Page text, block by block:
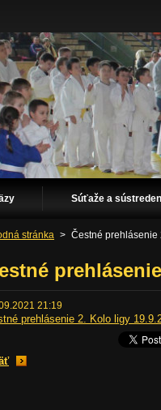
Súťaže a
stránka > Čestné prehlásenie
21:19
prehlásenie 2. Kolo ligy